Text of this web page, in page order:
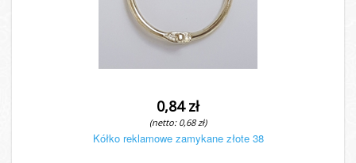
0,84 zł
(netto: 0,68 zł)
Kółko reklamowe zamykane złote 38